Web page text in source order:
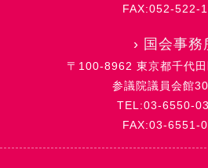
FAX:052-522-
› 国会事務
〒100-8962 東京都千代
参議院議員会館
TEL:03-6550-
FAX:03-6551-